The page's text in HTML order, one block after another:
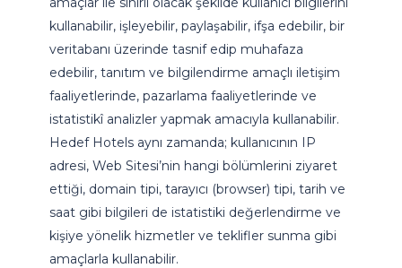
kullanabilir, işleyebilir, paylaşabilir, ifşa edebilir, bir
veritabanı üzerinde tasnif edip muhafaza
edebilir, tanıtım ve bilgilendirme amaçlı iletişim
faaliyetlerinde, pazarlama faaliyetlerinde ve
istatistikî analizler yapmak amacıyla kullanabilir.
Hedef Hotels aynı zamanda; kullanıcının IP
adresi, Web Sitesi’nin hangi bölümlerini ziyaret
ettiği, domain tipi, tarayıcı (browser) tipi, tarih ve
saat gibi bilgileri de istatistiki değerlendirme ve
kişiye yönelik hizmetler ve teklifler sunma gibi
amaçlarla kullanabilir.